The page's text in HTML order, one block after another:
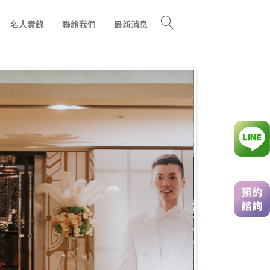
名人實錄 聯絡我們 最新消息